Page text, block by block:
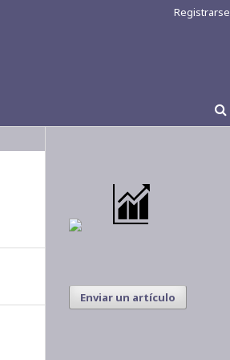
Registrarse
Enviar un artículo